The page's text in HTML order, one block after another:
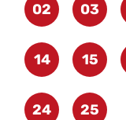
02 03
14 15
24 25